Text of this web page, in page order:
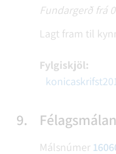
Fundargerð frá
Lagt fram til
Fylgiskjöl:
9.
Málsnúmer